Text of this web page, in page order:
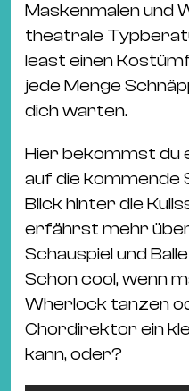
Maskenmalen und
theatrale
least einen
jede Menge
dich warten.
Hier bekommst du
auf die kommende
Blick hinter die
erfährst mehr
Schauspiel und
Schon cool, wenn
Wherlock tanzen
Chordirektor ein
kann, oder?